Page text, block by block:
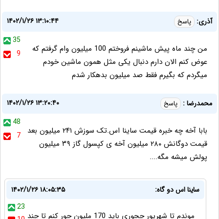
آذری: پاسخ
۱۴۰۲/۱/۲۶ ۱۳:۱۰:۴۴
35
9
من چند ماه پیش ماشینم فروختم 100 میلیون وام گرفتم که
عوض کنم الان دارم دنبال یکی مثل همون ماشین خودم
میگردم که بگیرم فقط صد میلیون بدهکار شدم
محمدرضا : پاسخ
۱۴۰۲/۱/۲۶ ۱۳:۲۰:۴۰
48
7
بابا آخه چه خبره قیمت ساینا اس.تک سوزش ۲۴۱ میلیون بعد
قیمت دوگانش ۲۸۰ میلیون آخه ی کپسول گاز ۳۹ میلیون
پولش میشه مگه....
ساینا اس دو گاه:
۱۴۰۲/۱/۲۶ ۱۸:۰۵:۳۵
23
موندم تا شهریور چجوری باید 170 ملیون جور کنم تا چند